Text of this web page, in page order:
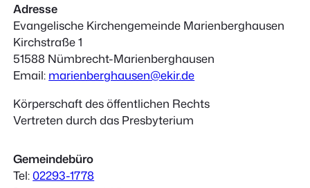
Adresse
Evangelische Kirchengemeinde Marienberghausen
Kirchstraße 1
51588 Nümbrecht-Marienberghausen
Email: marienberghausen@ekir.de
Körperschaft des öffentlichen Rechts
Vertreten durch das Presbyterium
Gemeindebüro
Tel:02293-1778